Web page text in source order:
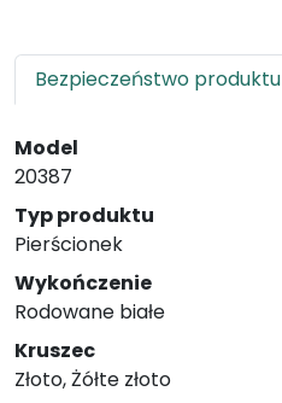
Bezpieczeństwo produktu
Model
20387
Typ produktu
Pierścionek
Wykończenie
Rodowane białe
Kruszec
Złoto, Żółte złoto